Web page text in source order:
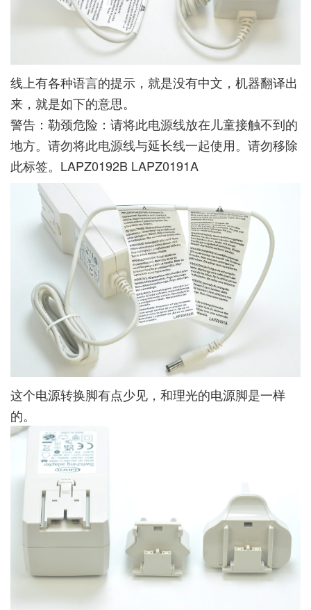
线上有各种语言的提示，就是没有中文，机器翻译出
来，就是如下的意思。
警告：勒颈危险：请将此电源线放在儿童接触不到的
地方。请勿将此电源线与延长线一起使用。请勿移除
此标签。LAPZ0192B LAPZ0191A
这个电源转换脚有点少见，和理光的电源脚是一样
的。